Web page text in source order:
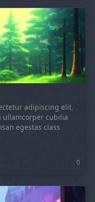
adipiscing elit.
ullamcorper cubilia
egestas class
0